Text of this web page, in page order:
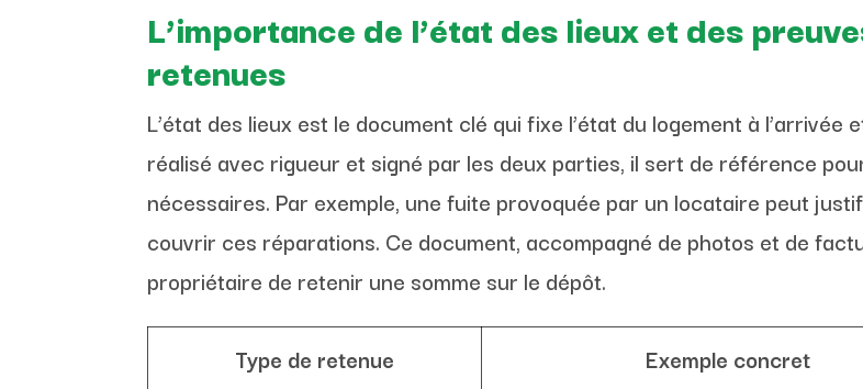
L’importance de l’état des lieux et des
retenues
L’état des lieux est le document clé qui fixe l’état du logement à
réalisé avec rigueur et signé par les deux parties, il sert de référence
nécessaires. Par exemple, une fuite provoquée par un locataire peut
couvrir ces réparations. Ce document, accompagné de photos et de
propriétaire de retenir une somme sur le dépôt.
Type de retenue Exemple concret